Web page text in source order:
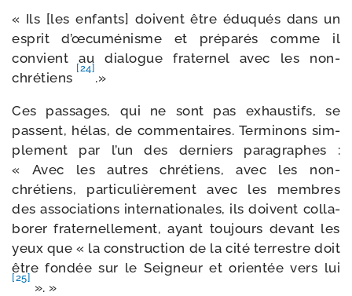
« Ils [les enfants] doivent être édu­qués dans un
esprit d’œ­cu­mé­nisme et pré­pa­rés comme il
convient au dia­logue fra­ter­nel avec les non-​
chrétiens
[24]
.»
Ces pas­sages, qui ne sont pas exhaus­tifs, se
passent, hélas, de com­men­taires. Terminons sim­
ple­ment par l’un des der­niers para­graphes :
« Avec les autres chré­tiens, avec les non-​
chrétiens, par­ti­cu­liè­re­ment avec les membres
des asso­cia­tions inter­na­tio­nales, ils doivent col­la­
bo­rer fra­ter­nel­le­ment, ayant tou­jours devant les
yeux que « la construc­tion de la cité ter­restre doit
être fon­dée sur le Seigneur et orien­tée vers lui
[25]
». »